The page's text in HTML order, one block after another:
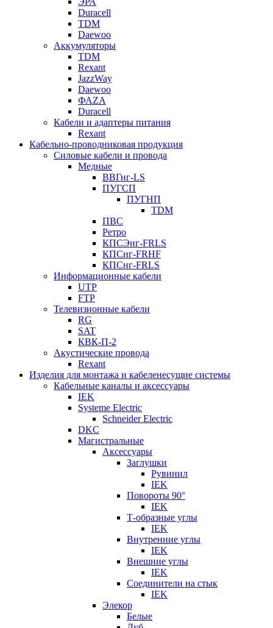
Duracell
TDM
Daewoo
Аккумуляторы
TDM
Rexant
JazzWay
Daewoo
ФАZА
Duracell
Кабели и адаптеры питания
Rexant
Кабельно-проводниковая продукция
Силовые кабели и провода
Медные
ВВГнг-LS
ПУГСП
ПУГНП
TDM
ПВС
Ретро
КПСЭнг-FRLS
КПСнг-FRHF
КПСнг-FRLS
Информационные кабели
UTP
FTP
Телевизионные кабели
RG
SAT
КВК-П-2
Акустические провода
Rexant
Изделия для монтажа и кабеленесущие системы
Кабельные каналы и аксессуары
IEK
Systeme Electric
Schneider Electric
DKC
Магистральные
Аксессуары
Заглушки
Рувинил
IEK
Повороты 90°
IEK
Т-образные углы
IEK
Внутренние углы
IEK
Внешние углы
IEK
Соединители на стык
IEK
Элекор
Белые